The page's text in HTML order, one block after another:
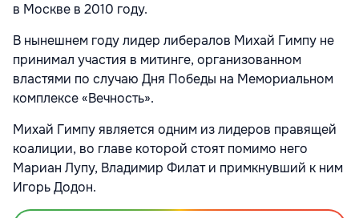
в Москве в 2010 году.
В нынешнем году лидер либералов Михай Гимпу не
принимал участия в митинге, организованном
властями по случаю Дня Победы на Мемориальном
комплексе «Вечность».
Михай Гимпу является одним из лидеров правящей
коалиции, во главе которой стоят помимо него
Мариан Лупу, Владимир Филат и примкнувший к ним
Игорь Додон.